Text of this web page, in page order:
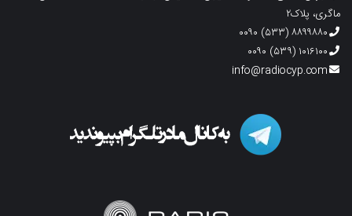
ماگری، پلاک۲
۸۸۹۹۸۸۰ (۵۳۳) ۰۰۹۰
۱۰۱۶۱۰۰ (۵۳۹) ۰۰۹۰
info@radiocyp.com